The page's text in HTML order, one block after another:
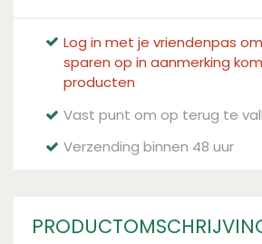
Log in met je vriendenpas
sparen op in aanmerking
producten
Vast punt om op terug te
Verzending binnen 48 uur